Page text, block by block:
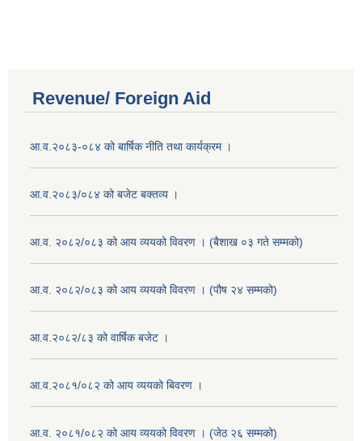
Revenue/ Foreign Aid
आ.व.२०८३-०८४ को बार्षिक नीति तथा कार्यक्रम ।
आ.व.२०८३/०८४ को बजेट बक्तव्य ।
आ.व. २०८२/०८३ को आय व्ययको विवरण । (बैशाख ०३ गते सम्मको)
आ.व. २०८२/०८३ को आय व्ययको विवरण । (पौष २४ सम्मको)
आ.व.२०८२/८३ को वार्षिक बजेट ।
आ.व.२०८१/०८२ को आय व्ययको बिवरण ।
आ.व. २०८१/०८२ को आय व्ययको विवरण । (जेठ २६ सम्मको)